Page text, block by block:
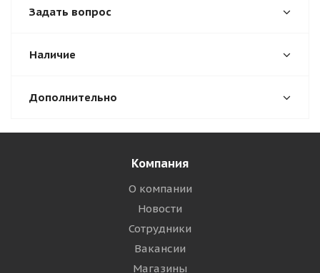
Задать вопрос
Наличие
Дополнительно
Компания
О компании
Новости
Сотрудники
Вакансии
Магазины